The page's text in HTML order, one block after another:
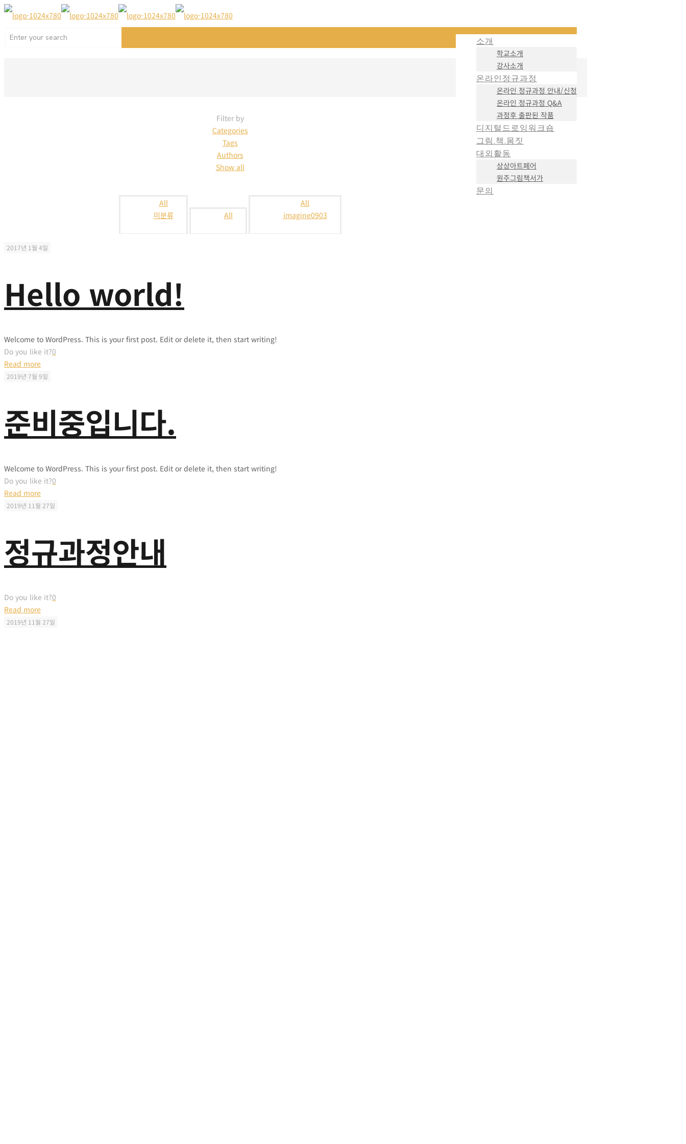
소개
학교소개
강사소개
온라인정규과정
온라인 정규과정 안내/신청
온라인 정규과정 Q&A
과정후 출판된 작품
디지털드로잉워크숍
그림.책.몸짓
대외활동
상상아트페어
원주그림책서가
문의
Filter by
Categories
Tags
Authors
Show all
All
미분류
All
All
imagine0903
2017년 1월 4일
Hello world!
Welcome to WordPress. This is your first post. Edit or delete it, then start writing!
Do you like it?0
Read more
2019년 7월 9일
준비중입니다.
Welcome to WordPress. This is your first post. Edit or delete it, then start writing!
Do you like it?0
Read more
2019년 11월 27일
정규과정안내
Do you like it?0
Read more
2019년 11월 27일